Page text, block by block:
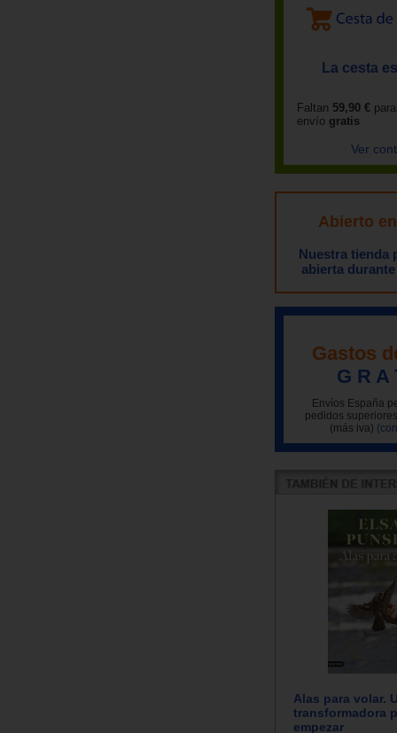
La cesta
Faltan 59,90 €
envío gratis
Ver
Abierto
Nuestra tienda
abierta
Gastos
G R A
Envíos España
pedidos
(más iva)
Alas para volar.
transformadora
empezar